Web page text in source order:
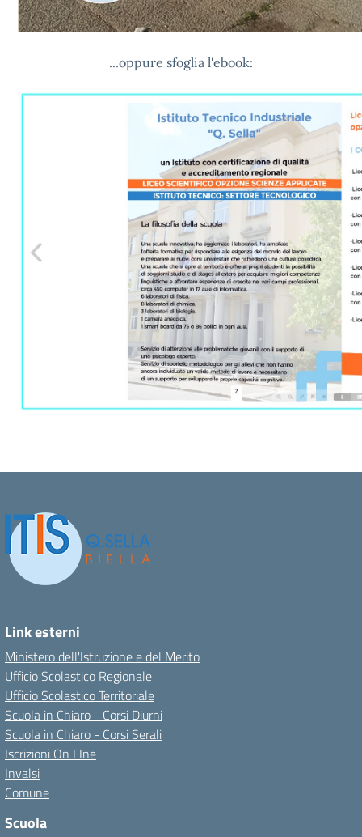
...oppure sfoglia l'ebook:
Link esterni
Ministero dell'Istruzione e del Merito
Ufficio Scolastico Regionale
Ufficio Scolastico Territoriale
Scuola in Chiaro - Corsi Diurni
Scuola in Chiaro - Corsi Serali
Iscrizioni On LIne
Invalsi
Comune
Scuola